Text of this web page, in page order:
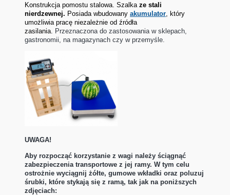
Konstrukcja pomostu stalowa. Szalka ze stali
nierdzewnej. Posiada wbudowany akumulator , który
umożliwia pracę niezależnie od źródła
zasilania. Przeznaczona do zastosowania w sklepach,
gastronomii, na magazynach czy w przemyśle.
UWAGA!
Aby rozpocząć korzystanie z wagi należy ściągnąć
zabezpieczenia transportowe z jej ramy. W tym celu
ostrożnie wyciągnij żółte, gumowe wkładki oraz poluzuj
śrubki, które stykają się z ramą, tak jak na poniższych
zdjęciach: